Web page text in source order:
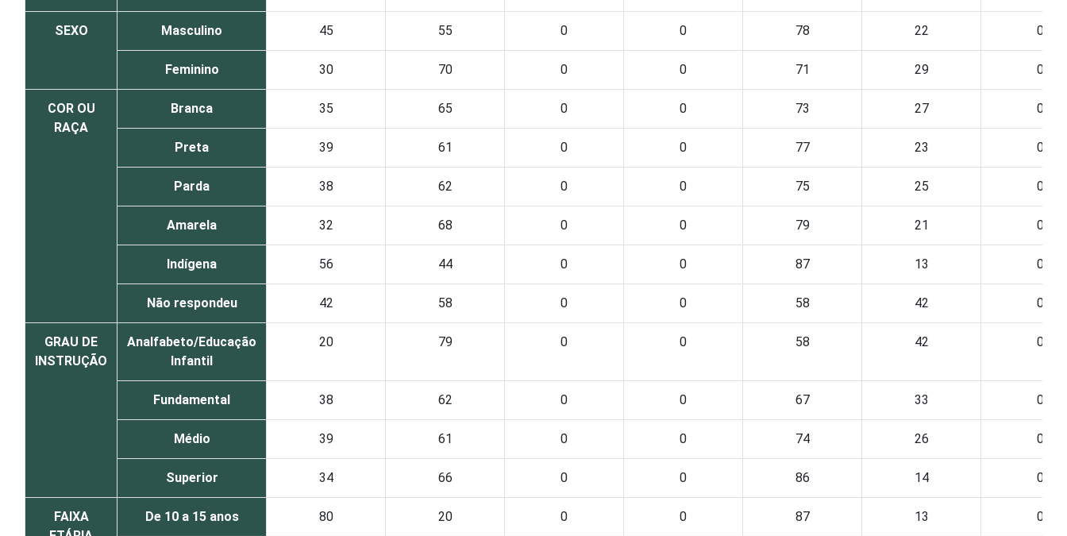
SEXO Masculino 45 55 0 0 78 22 0
Feminino 30 70 0 0 71 29 0
COR OU
RAÇA
Branca 35 65 0 0 73 27 0
Preta 39 61 0 0 77 23 0
Parda 38 62 0 0 75 25 0
Amarela 32 68 0 0 79 21 0
Indígena 56 44 0 0 87 13 0
Não respondeu 42 58 0 0 58 42 0
GRAU DE
INSTRUÇÃO
Analfabeto/Educação
Infantil
20 79 0 0 58 42 0
Fundamental 38 62 0 0 67 33 0
Médio 39 61 0 0 74 26 0
Superior 34 66 0 0 86 14 0
FAIXA
De 10 a 15 anos 80 20 0 0 87 13 0